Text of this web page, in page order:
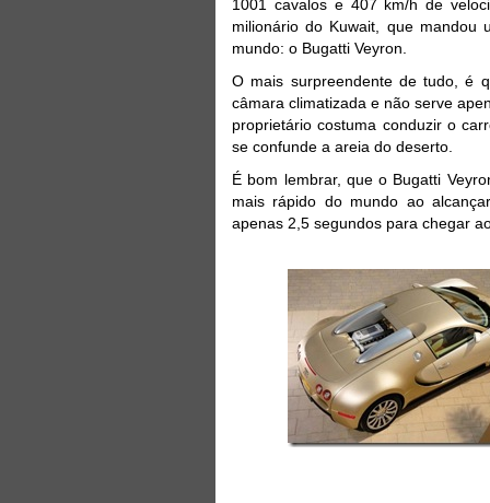
1001 cavalos e 407 km/h de
milionário do Kuwait, que
mundo: o Bugatti Veyron.
O mais surpreendente de tudo, é
câmara climatizada e não serve
proprietário costuma conduzir o
se confunde a areia do deserto.
É bom lembrar, que o Bugatti
mais rápido do mundo ao
apenas 2,5 segundos para chegar